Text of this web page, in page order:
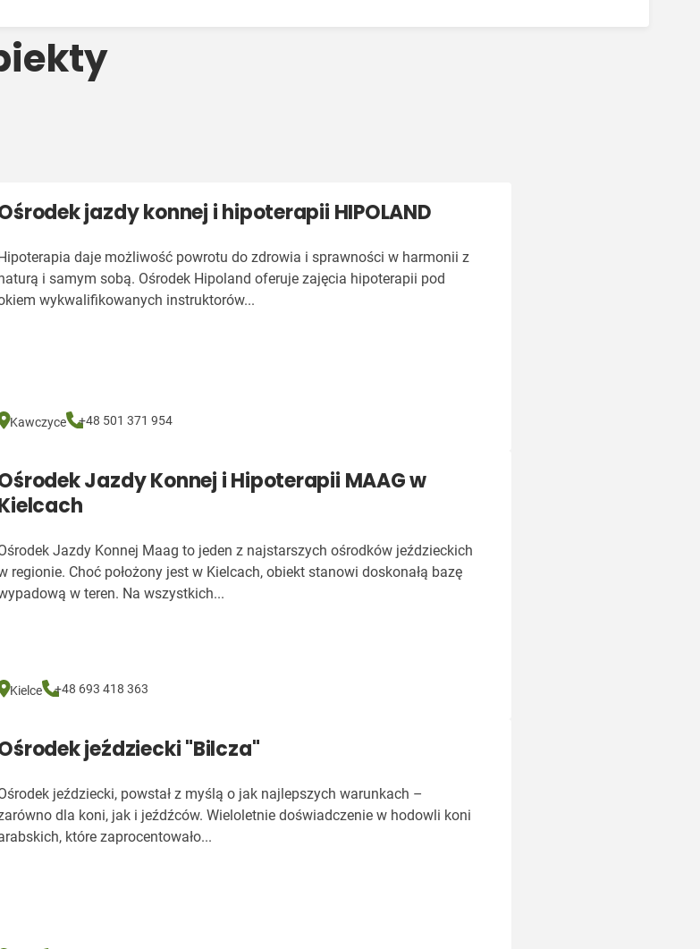
jazdy konnej i hipoterapii HIPOLAND
daje możliwość powrotu do zdrowia i sprawności w harmonii z
i samym sobą. Ośrodek Hipoland oferuje zajęcia hipoterapii pod
wykwalifikowanych instruktorów...
Kawczyce +48 501 371 954
Jazdy Konnej i Hipoterapii MAAG w
Jazdy Konnej Maag to jeden z najstarszych ośrodków jeździeckich
regionie. Choć położony jest w Kielcach, obiekt stanowi doskonałą bazę
w teren. Na wszystkich...
Kielce +48 693 418 363
jeździecki "Bilcza"
jeździecki, powstał z myślą o jak najlepszych warunkach –
dla koni, jak i jeźdźców. Wieloletnie doświadczenie w hodowli koni
które zaprocentowało...